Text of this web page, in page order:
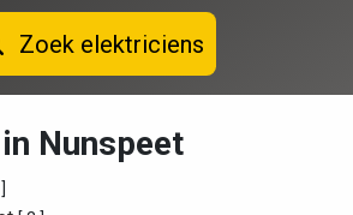
Zoek elektriciens
Nunspeet